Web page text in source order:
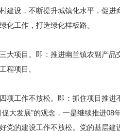
建设，不断提升城镇化水平，促
化工作，打造绿化样板路。
项目。即：推进幽兰镇农副产品
程项目。
工作不放松。即：抓住项目推进
促大发展”的观念，一是继续推进
党的建设工作不放松。党的基层建